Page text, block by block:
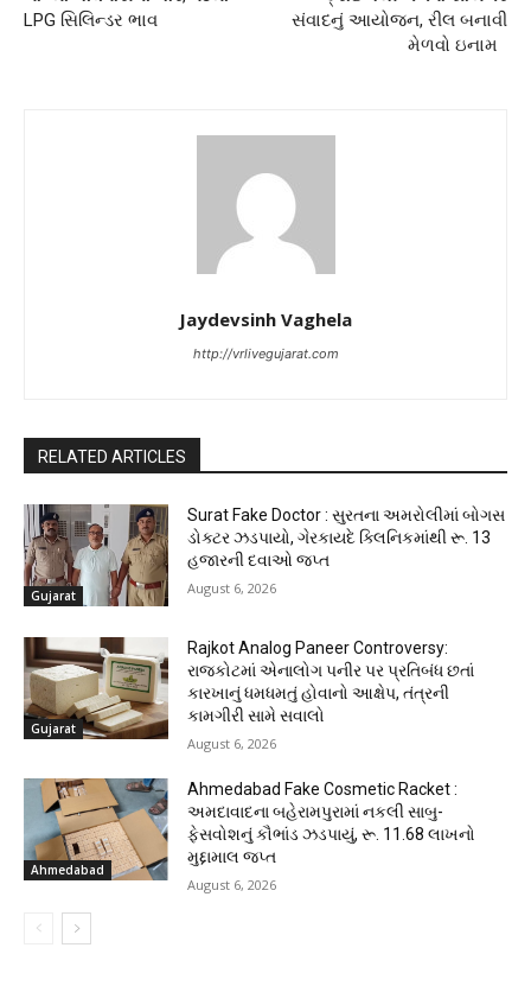
LPG સિલિન્ડર ભાવ
સંવાદનું આયોજન, રીલ બનાવી
મેળવો ઇનામ
Jaydevsinh Vaghela
http://vrlivegujarat.com
RELATED ARTICLES
Gujarat
Surat Fake Doctor : સુરતના અમરોલીમાં બોગસ
ડોક્ટર ઝડપાયો, ગેરકાયદે ક્લિનિકમાંથી રૂ. 13
હજારની દવાઓ જપ્ત
August 6, 2026
Gujarat
Rajkot Analog Paneer Controversy:
રાજકોટમાં એનાલોગ પનીર પર પ્રતિબંધ છતાં
કારખાનું ધમધમતું હોવાનો આક્ષેપ, તંત્રની
કામગીરી સામે સવાલો
August 6, 2026
Ahmedabad
Ahmedabad Fake Cosmetic Racket :
અમદાવાદના બહેરામપુરામાં નકલી સાબુ-
ફેસવોશનું કૌભાંડ ઝડપાયું, રૂ. 11.68 લાખનો
મુદ્દામાલ જપ્ત
August 6, 2026